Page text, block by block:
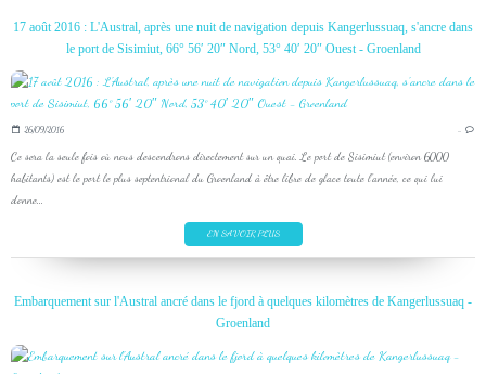
17 août 2016 : L'Austral, après une nuit de navigation depuis Kangerlussuaq, s'ancre dans
le port de Sisimiut, 66° 56′ 20″ Nord, 53° 40′ 20″ Ouest - Groenland
26/09/2016 …
Ce sera la seule fois où nous descendrons directement sur un quai. Le port de Sisimiut (environ 6000
habitants) est le port le plus septentrional du Groenland à être libre de glace toute l'année, ce qui lui
donne...
EN SAVOIR PLUS
Embarquement sur l'Austral ancré dans le fjord à quelques kilomètres de Kangerlussuaq -
Groenland